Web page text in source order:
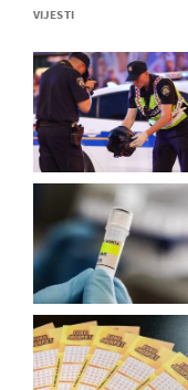
VIJESTI